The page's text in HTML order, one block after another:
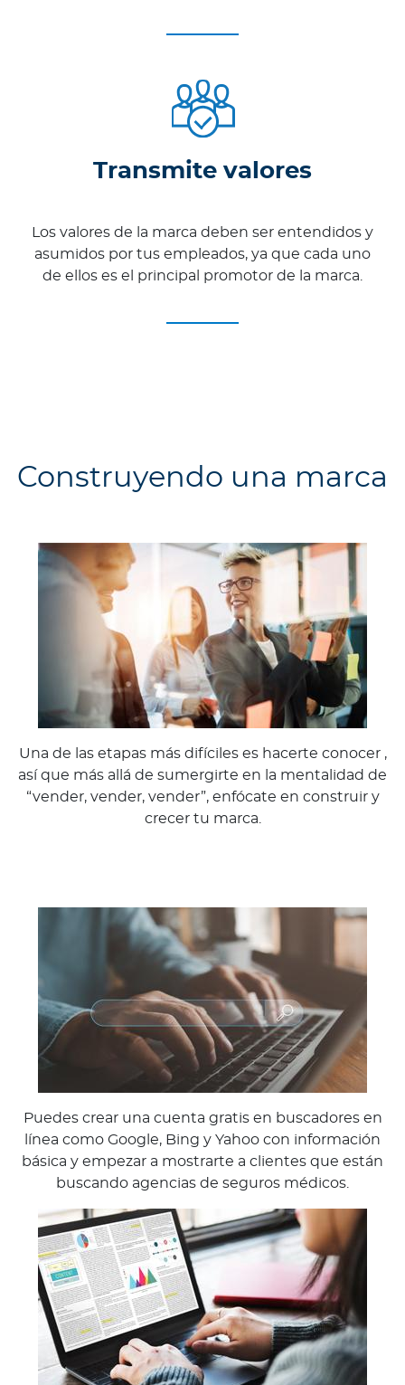
Transmite valores
Los valores de la marca deben ser entendidos y
asumidos por tus empleados, ya que cada uno
de ellos es el principal promotor de la marca.
Construyendo una marca
Una de las etapas más difíciles es hacerte conocer ,
así que más allá de sumergirte en la mentalidad de
“vender, vender, vender”, enfócate en construir y
crecer tu marca.
Puedes crear una cuenta gratis en buscadores en
línea como Google, Bing y Yahoo con información
básica y empezar a mostrarte a clientes que están
buscando agencias de seguros médicos.